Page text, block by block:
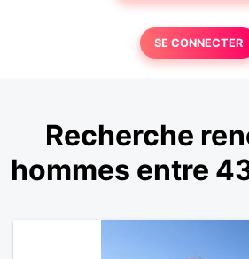
SE CONNECTER
Recherche
hommes entre